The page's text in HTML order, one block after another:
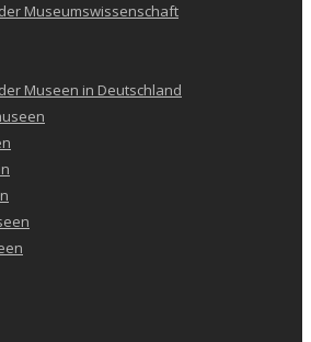
Museumswissenschaft
Museen in Deutschland